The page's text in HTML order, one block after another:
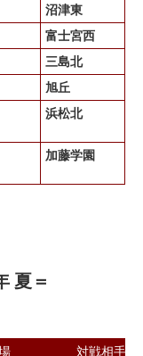
沼津東
富士宮西
三島北
旭丘
浜松北
加藤学園
夏＝
対戦相手